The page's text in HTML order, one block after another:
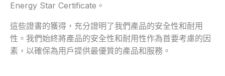
Energy Star Certificate。
這些證書的獲得，充分證明了我們產品的安全性和耐用
性。我們始終將產品的安全性和耐用性作為首要考慮的因
素，以確保為用戶提供最優質的產品和服務。